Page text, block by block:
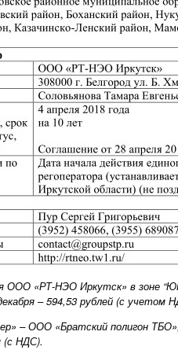
«РТ-НЭО Иркутск» в зоне
– 594,53 рублей (с учетом
– ООО «Братский полигон
(с НДС).